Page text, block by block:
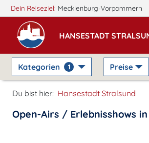
Dein Reiseziel: Mecklenburg-Vorpommern
HANSESTADT
Kategorien 1 Preise
Du bist hier: Hansestadt Stralsund
Open-Airs / Erlebnisshows